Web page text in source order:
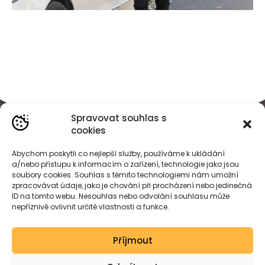
Spravovat souhlas s
cookies
Abychom poskytli co nejlepší služby, používáme k ukládání
a/nebo přístupu k informacím o zařízení, technologie jako jsou
soubory cookies. Souhlas s těmito technologiemi nám umožní
zpracovávat údaje, jako je chování při procházení nebo jedinečná
ID na tomto webu. Nesouhlas nebo odvolání souhlasu může
nepříznivě ovlivnit určité vlastnosti a funkce.
Příjmout